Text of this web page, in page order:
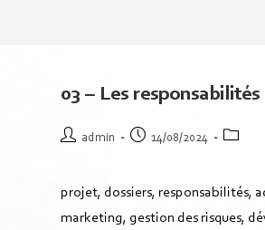
03 – Les
admin 14/08/2024
projet, dossiers, responsabilités,
marketing, gestion des risques,